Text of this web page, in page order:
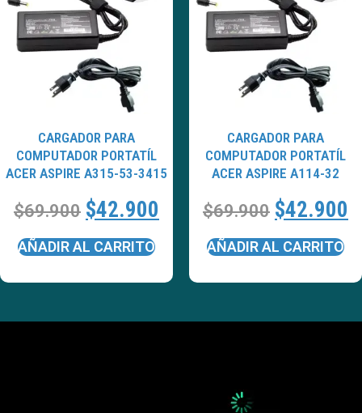
CARGADOR PARA
COMPUTADOR PORTATÍL
ACER ASPIRE A315-53-3415
$69.900 $42.900
AÑADIR AL CARRITO
CARGADOR PARA
COMPUTADOR PORTATÍL
ACER ASPIRE A114-32
$69.900 $42.900
AÑADIR AL CARRITO